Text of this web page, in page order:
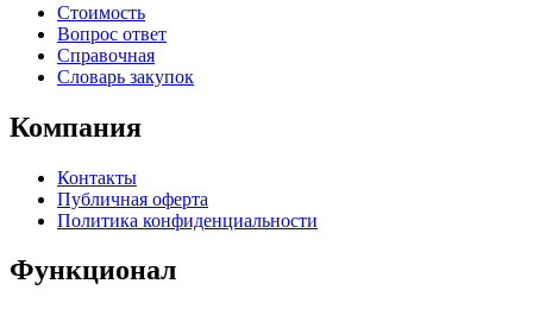
Стоимость
Вопрос ответ
Справочная
Словарь закупок
Компания
Контакты
Публичная оферта
Политика конфиденциальности
Функционал